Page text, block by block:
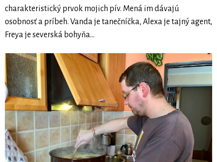
charakteristický prvok mojich pív. Mená im dávajú
osobnosť a príbeh. Vanda je tanečníčka, Alexa je tajný agent,
Freya je severská bohyňa…